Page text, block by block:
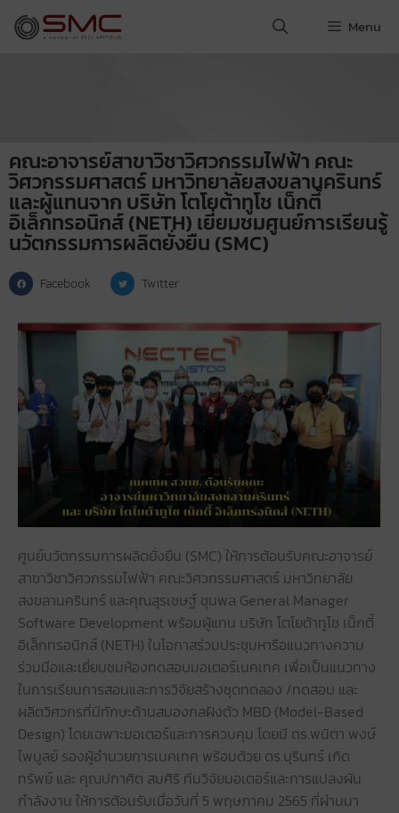
Menu
คณะอาจารย์สาขาวิชาวิศวกรรมไฟฟ้า คณะ
วิศวกรรมศาสตร์ มหาวิทยาลัยสงขลานครินทร์
และผู้แทนจาก บริษัท โตโยต้าทูโช เน็กตี้
อิเล็กทรอนิกส์ (NETH) เยี่ยมชมศูนย์การเรียนรู้
นวัตกรรมการผลิตยั่งยืน (SMC)
Facebook Twitter
ศูนย์นวัตกรรมการผลิตยั่งยืน (SMC) ให้การต้อนรับคณะอาจารย์
สาขาวิชาวิศวกรรมไฟฟ้า คณะวิศวกรรมศาสตร์ มหาวิทยาลัย
สงขลานครินทร์ และคุณสุรเชษฐ์ ชุมพล General Manager
Software Development พร้อมผู้แทน บริษัท โตโยต้าทูโช เน็กตี้
อิเล็กทรอนิกส์ (NETH) ในโอกาสร่วมประชุมหารือแนวทางความ
ร่วมมือและเยี่ยมชมห้องทดสอบมอเตอร์เนคเทค เพื่อเป็นแนวทาง
ในการเรียนการสอนและการวิจัยสร้างชุดทดลอง /ทดสอบ และ
ผลิตวิศวกรที่มีทักษะด้านสมองกลฝังตัว MBD (Model-Based
Design) โดยเฉพาะมอเตอร์และการควบคุม โดยมี ดร.พนิตา พงษ์
ไพบูลย์ รองผู้อำนวยการเนคเทค พร้อมด้วย ดร.บุรินทร์ เกิด
ทรัพย์ และ คุณปกาศิต สมศิริ ทีมวิจัยมอเตอร์และการแปลงผัน
กำลังงาน ให้การต้อนรับเมื่อวันที่ 5 พฤษภาคม 2565 ที่ผ่านมา